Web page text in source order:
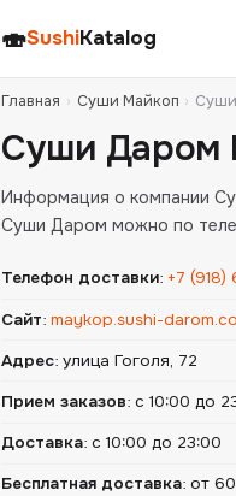
🍣SushiKatalog
Главная › Суши Майкоп ›
Суши Даром
Информация о компании
Суши Даром можно по
Телефон доставки: +7
Сайт: maykop.sushi-
Адрес: улица Гоголя, 72
Прием заказов: с 10:00 до
Доставка: с 10:00 до 23:00
Бесплатная доставка: от